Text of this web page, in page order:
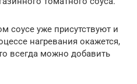
соусе уже присутствуют и
нагревания окажется,
всегда можно добавить